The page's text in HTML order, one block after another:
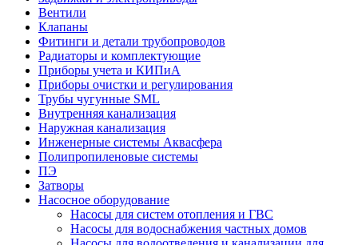
Вентили
Клапаны
Фитинги и детали трубопроводов
Радиаторы и комплектующие
Приборы учета и КИПиА
Приборы очистки и регулирования
Трубы чугунные SML
Внутренняя канализация
Наружная канализация
Инженерные системы Аквасфера
Полипропиленовые системы
ПЭ
Затворы
Насосное оборудование
Насосы для систем отопления и ГВС
Насосы для водоснабжения частных домов